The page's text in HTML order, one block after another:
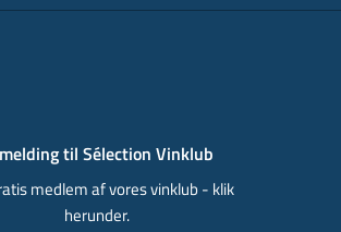
til Sélection Vinklub
medlem af vores vinklub - klik
herunder.